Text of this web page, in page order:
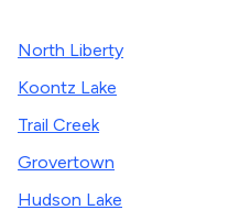
North Liberty
Koontz Lake
Trail Creek
Grovertown
Hudson Lake